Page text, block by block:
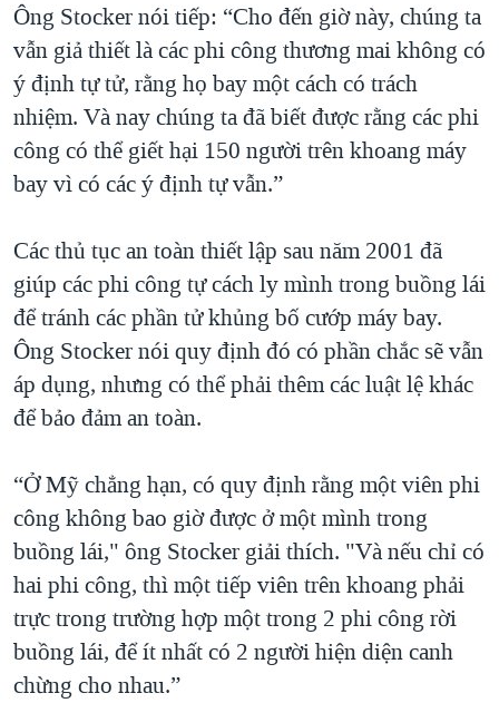
Ông Stocker nói tiếp: “Cho đến giờ này, chúng ta
vẫn giả thiết là các phi công thương mai không có
ý định tự tử, rằng họ bay một cách có trách
nhiệm. Và nay chúng ta đã biết được rằng các phi
công có thể giết hại 150 người trên khoang máy
bay vì có các ý định tự vẫn.”
Các thủ tục an toàn thiết lập sau năm 2001 đã
giúp các phi công tự cách ly mình trong buồng lái
để tránh các phần tử khủng bố cướp máy bay.
Ông Stocker nói quy định đó có phần chắc sẽ vẫn
áp dụng, nhưng có thể phải thêm các luật lệ khác
để bảo đảm an toàn.
“Ở Mỹ chẳng hạn, có quy định rằng một viên phi
công không bao giờ được ở một mình trong
buồng lái," ông Stocker giải thích. "Và nếu chỉ có
hai phi công, thì một tiếp viên trên khoang phải
trực trong trường hợp một trong 2 phi công rời
buồng lái, để ít nhất có 2 người hiện diện canh
chừng cho nhau.”